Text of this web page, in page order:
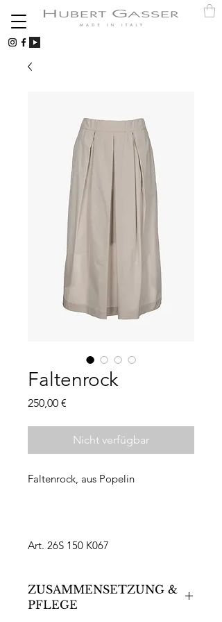
Faltenrock
250,00 €
Nicht verfügbar
Faltenrock, aus Popelin
Art. 26S 150 K067
ZUSAMMENSETZUNG &
PFLEGE